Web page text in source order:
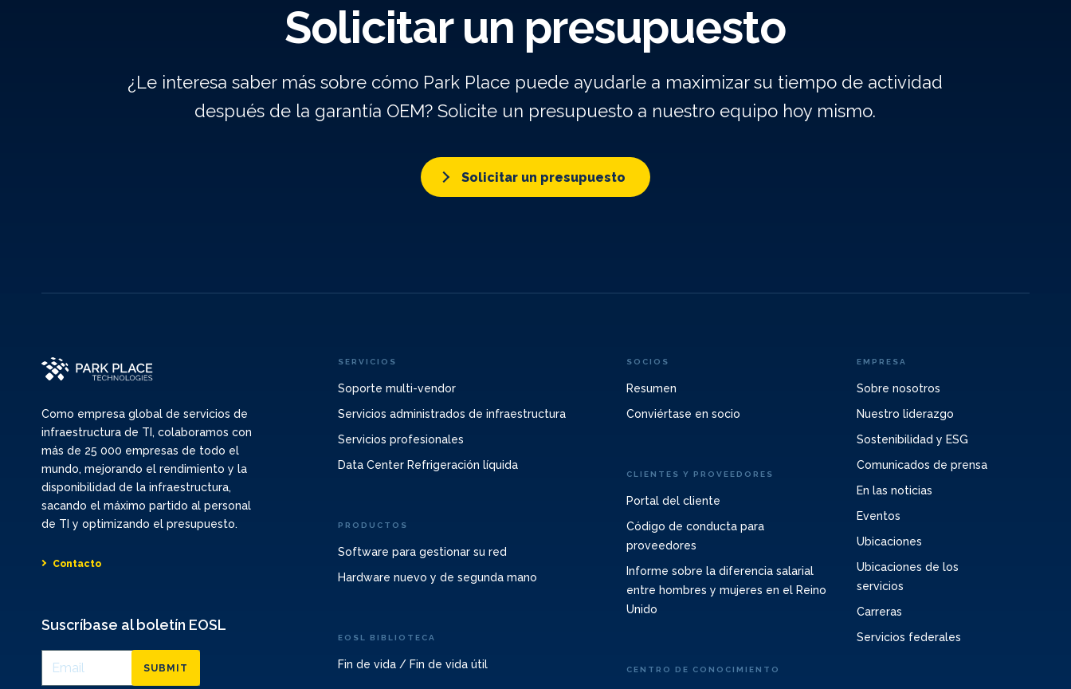
Solicitar un presupuesto
¿Le interesa saber más sobre cómo Park Place puede ayudarle a maximizar su tiempo de actividad
después de la garantía OEM? Solicite un presupuesto a nuestro equipo hoy mismo.
Solicitar un presupuesto
Como empresa global de servicios de
infraestructura de TI, colaboramos con
más de 25 000 empresas de todo el
mundo, mejorando el rendimiento y la
disponibilidad de la infraestructura,
sacando el máximo partido al personal
de TI y optimizando el presupuesto.
Contacto
Suscríbase al boletín EOSL
SUBMIT
SERVICIOS
Soporte multi-vendor
Servicios administrados de infraestructura
Servicios profesionales
Data Center Refrigeración líquida
PRODUCTOS
Software para gestionar su red
Hardware nuevo y de segunda mano
EOSL BIBLIOTECA
Fin de vida / Fin de vida útil
SOCIOS
Resumen
Conviértase en socio
CLIENTES Y PROVEEDORES
Portal del cliente
Código de conducta para
proveedores
Informe sobre la diferencia salarial
entre hombres y mujeres en el Reino
Unido
CENTRO DE CONOCIMIENTO
EMPRESA
Sobre nosotros
Nuestro liderazgo
Sostenibilidad y ESG
Comunicados de prensa
En las noticias
Eventos
Ubicaciones
Ubicaciones de los
servicios
Carreras
Servicios federales